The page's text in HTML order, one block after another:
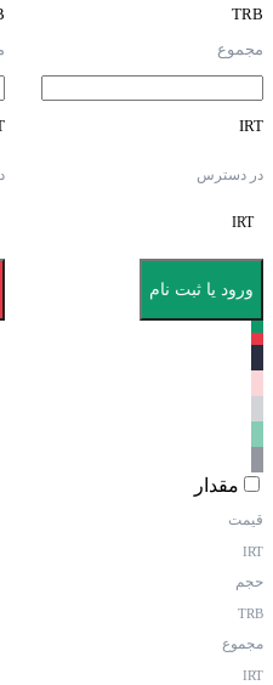
TRB
مجموع
IRT
در دسترس
IRT
ورود یا ثبت نام
مقدار
قیمت
IRT
حجم
TRB
مجموع
IRT